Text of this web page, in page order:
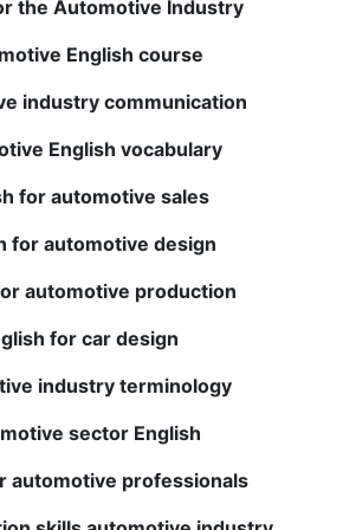
şüphelerim vardı, ancak
aştı. Öğretmenler üst düzey ve
sağlıyor. Anlama ve kelime
ölçüde gelişti. Şiddetle tavsiye
öğretmenlerle yapılan canlı
faydalıdır ve kaydedilen dersler
güvenim büyük ölçüde arttı.
the Automotive Industry
English course
industry communication
English vocabulary
for automotive sales
for automotive design
automotive production
for car design
industry terminology
sector English
automotive professionals